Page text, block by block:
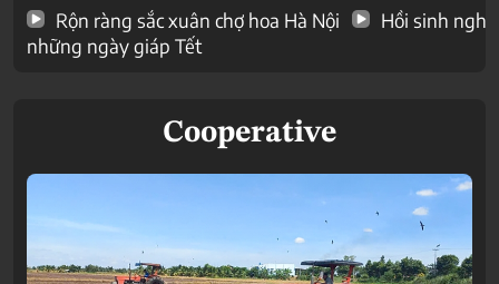
Rộn ràng sắc xuân chợ hoa Hà Nội
những ngày giáp Tết
Hồi sinh
Cooperative